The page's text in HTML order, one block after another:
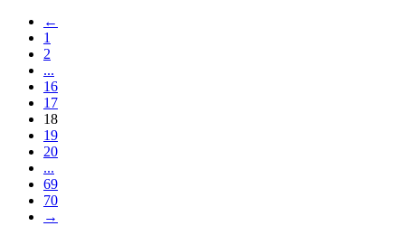
←
1
2
...
16
17
18
19
20
...
69
70
→